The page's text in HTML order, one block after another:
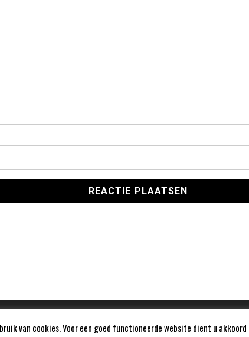
van cookies. Voor een goed functioneerde website dient u